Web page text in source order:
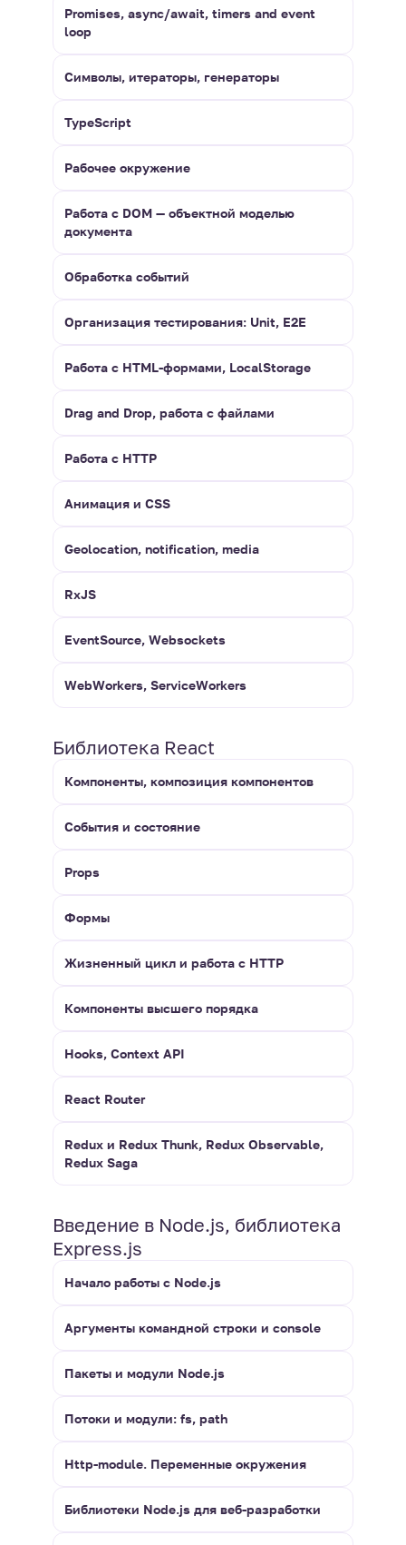
Promises, async/await, timers and event
loop
Символы, итераторы, генераторы
TypeScript
Рабочее окружение
Работа с DOM — объектной моделью
документа
Обработка событий
Организация тестирования: Unit, E2E
Работа с HTML-формами, LocalStorage
Drag and Drop, работа с файлами
Работа с HTTP
Анимация и CSS
Geolocation, notification, media
RxJS
EventSource, Websockets
WebWorkers, ServiceWorkers
Библиотека React
Компоненты, композиция компонентов
События и состояние
Props
Формы
Жизненный цикл и работа с HTTP
Компоненты высшего порядка
Hooks, Context API
React Router
Redux и Redux Thunk, Redux Observable,
Redux Saga
Введение в Node.js, библиотека
Express.js
Начало работы с Node.js
Аргументы командной строки и console
Пакеты и модули Node.js
Потоки и модули: fs, path
Http-module. Переменные окружения
Библиотеки Node.js для веб-разработки